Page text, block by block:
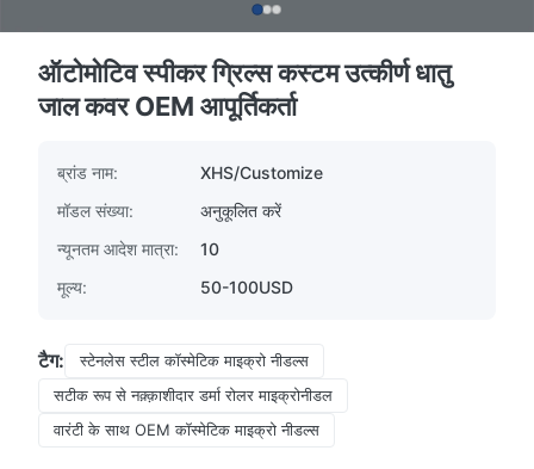
ऑटोमोटिव स्पीकर ग्रिल्स कस्टम उत्कीर्ण धातु
जाल कवर OEM आपूर्तिकर्ता
ब्रांड नाम:
XHS/Customize
मॉडल संख्या:
अनुकूलित करें
न्यूनतम आदेश मात्रा:
10
मूल्य:
50-100USD
टैग:
स्टेनलेस स्टील कॉस्मेटिक माइक्रो नीडल्स
सटीक रूप से नक़्क़ाशीदार डर्मा रोलर माइक्रोनीडल
वारंटी के साथ OEM कॉस्मेटिक माइक्रो नीडल्स